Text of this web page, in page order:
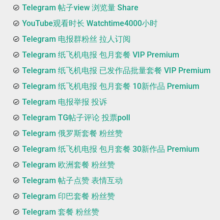
Telegram 帖子view 浏览量 Share
YouTube观看时长 Watchtime4000小时
Telegram 电报群粉丝 拉人订阅
Telegram 纸飞机电报 包月套餐 VIP Premium
Telegram 纸飞机电报 已发作品批量套餐 VIP Premium
Telegram 纸飞机电报 包月套餐 10新作品 Premium
Telegram 电报举报 投诉
Telegram TG帖子评论 投票poll
Telegram 俄罗斯套餐 粉丝赞
Telegram 纸飞机电报 包月套餐 30新作品 Premium
Telegram 欧洲套餐 粉丝赞
Telegram 帖子点赞 表情互动
Telegram 印巴套餐 粉丝赞
Telegram 套餐 粉丝赞